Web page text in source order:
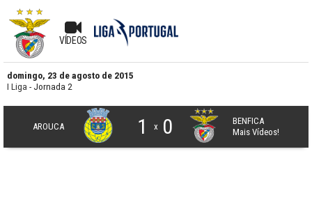
VÍDEOS
domingo, 23 de agosto de 2015
I Liga - Jornada 2
AROUCA 1 x 0
BENFICA
Mais Vídeos!